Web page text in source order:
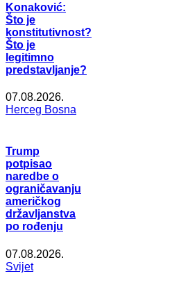
Konaković:
Što je
konstitutivnost?
Što je
legitimno
predstavljanje?
07.08.2026.
Herceg Bosna
Trump
potpisao
naredbe o
ograničavanju
američkog
državljanstva
po rođenju
07.08.2026.
Svijet